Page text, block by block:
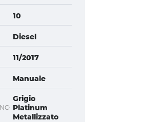
10
Diesel
11/2017
Manuale
Grigio
Platinum
Metallizzato